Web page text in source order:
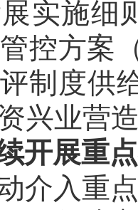
实施细
控方案
制度供
兴业营
开展重
介入重